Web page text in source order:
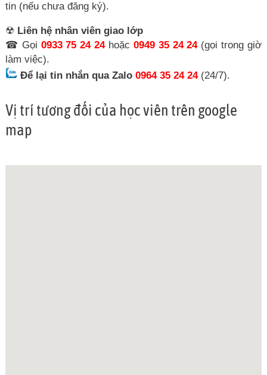
tin (nếu chưa đăng ký).
☢ Liên hệ nhân viên giao lớp
☎ Gọi 0933 75 24 24hoặc 0949 35 24 24(gọi trong giờ
làm việc).
Để lại tin nhắn qua Zalo 0964 35 24 24(24/7).
Vị trí tương đối của học viên trên google
map